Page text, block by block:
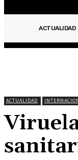
ACTUALIDAD
ACTUALIDAD